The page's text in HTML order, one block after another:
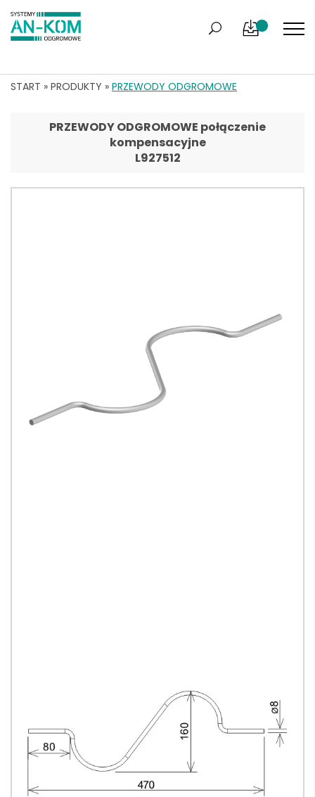
START » PRODUKTY » PRZEWODY ODGROMOWE
PRZEWODY ODGROMOWE połączenie
kompensacyjne
L927512